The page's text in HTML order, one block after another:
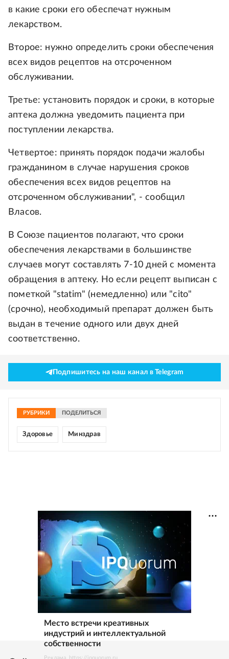
в какие сроки его обеспечат нужным
лекарством.
Второе: нужно определить сроки обеспечения
всех видов рецептов на отсроченном
обслуживании.
Третье: установить порядок и сроки, в которые
аптека должна уведомить пациента при
поступлении лекарства.
Четвертое: принять порядок подачи жалобы
гражданином в случае нарушения сроков
обеспечения всех видов рецептов на
отсроченном обслуживании", - сообщил
Власов.
В Союзе пациентов полагают, что сроки
обеспечения лекарствами в большинстве
случаев могут составлять 7-10 дней с момента
обращения в аптеку. Но если рецепт выписан с
пометкой "statim" (немедленно) или "cito"
(срочно), необходимый препарат должен быть
выдан в течение одного или двух дней
соответственно.
Подпишитесь на наш канал в Telegram
РУБРИКИ ПОДЕЛИТЬСЯ
Здоровье Минздрав
Место встречи креативных
индустрий и интеллектуальной
собственности
Реклама. https://ipquorum.ru